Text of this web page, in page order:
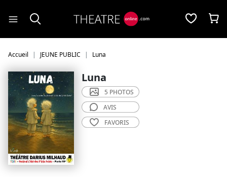
Accueil JEUNE PUBLIC Luna
Luna
5 PHOTOS
AVIS
FAVORIS